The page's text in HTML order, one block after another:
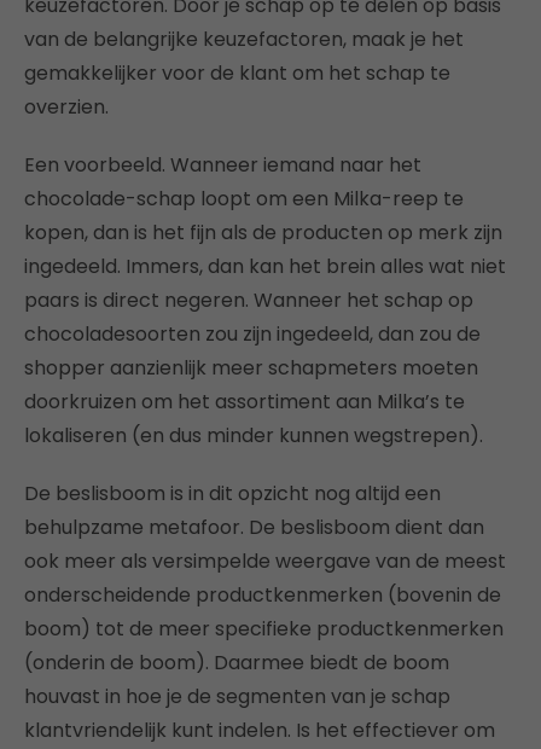
van de belangrijke keuzefactoren, maak je het
gemakkelijker voor de klant om het schap te
overzien.
Een voorbeeld. Wanneer iemand naar het
chocolade-schap loopt om een Milka-reep te
kopen, dan is het fijn als de producten op merk zijn
ingedeeld. Immers, dan kan het brein alles wat niet
paars is direct negeren. Wanneer het schap op
chocoladesoorten zou zijn ingedeeld, dan zou de
shopper aanzienlijk meer schapmeters moeten
doorkruizen om het assortiment aan Milka’s te
lokaliseren (en dus minder kunnen wegstrepen).
De beslisboom is in dit opzicht nog altijd een
behulpzame metafoor. De beslisboom dient dan
ook meer als versimpelde weergave van de meest
onderscheidende productkenmerken (bovenin de
boom) tot de meer specifieke productkenmerken
(onderin de boom). Daarmee biedt de boom
houvast in hoe je de segmenten van je schap
klantvriendelijk kunt indelen. Is het effectiever om